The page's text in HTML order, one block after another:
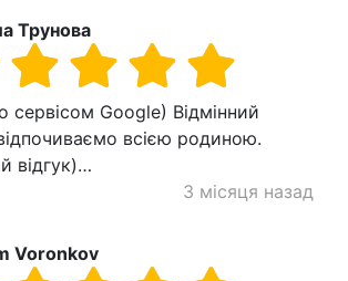
Трунова
сервісом Google) Відмінний
всією родиною.
відгук)…
3 місяця назад
Voronkov